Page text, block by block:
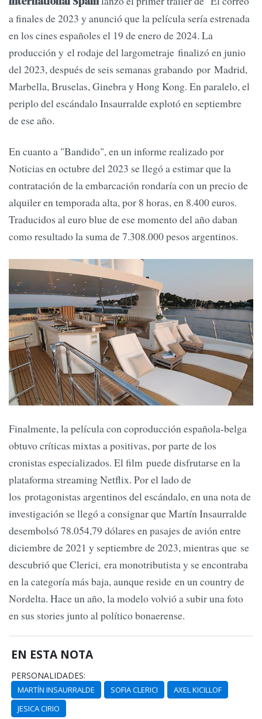
a finales de 2023 y anunció que la película sería estrenada
en los cines españoles el 19 de enero de 2024. La
producción y el rodaje del largometraje finalizó en junio
del 2023, después de seis semanas grabando por Madrid,
Marbella, Bruselas, Ginebra y Hong Kong. En paralelo, el
periplo del escándalo Insaurralde explotó en septiembre
de ese año.
En cuanto a "Bandido", en un informe realizado por
Noticias en octubre del 2023 se llegó a estimar que la
contratación de la embarcación rondaría con un precio de
alquiler en temporada alta, por 8 horas, en 8.400 euros.
Traducidos al euro blue de ese momento del año daban
como resultado la suma de 7.308.000 pesos argentinos.
Finalmente, la película con coproducción española-belga
obtuvo críticas mixtas a positivas, por parte de los
cronistas especializados. El film puede disfrutarse en la
plataforma streaming Netflix. Por el lado de
los protagonistas argentinos del escándalo, en una nota de
investigación se llegó a consignar que Martín Insaurralde
desembolsó 78.054,79 dólares en pasajes de avión entre
diciembre de 2021 y septiembre de 2023, mientras que se
descubrió que Clerici, era monotributista y se encontraba
en la categoría más baja, aunque reside en un country de
Nordelta. Hace un año, la modelo volvió a subir una foto
en sus stories junto al político bonaerense.
EN ESTA NOTA
PERSONALIDADES:
MARTÍN INSAURRALDE SOFIA CLERICI
AXEL KICILLOF
JESICA CIRIO